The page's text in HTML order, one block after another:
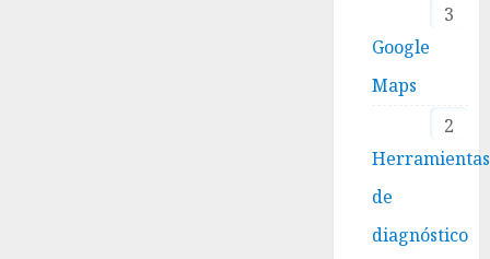
3
Google
Maps
2
Herramientas
de
diagnóstico